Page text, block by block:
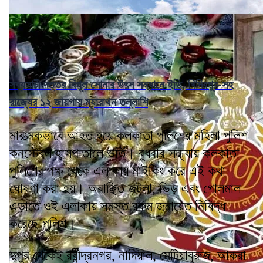
সব্যসাচী দত্তর বিপুল সোনার উৎস সন্ধানে ইডি, খিদিরপুর-সহ
রাজ্যের ১২ জায়গায় ম্যারাথন তল্লাশি
মারাত্মকভাবে আহত হয়ে কলকাতা পুলিশের মহিলা পুলিশ
কনস্টেবল হাসপাতালে ভর্তি। বুধবার সন্ধ্যায় কলকাতা
পুলিশের পক্ষ থেকে এলাকায় মাইকিং করে এই কথা
ঘোষণা করা হয়। অবাঞ্ছিত জটলা, ভিড় এবং গোলমাল
এড়াতে ওই এলাকায় সমস্ত রকম জমায়েত নিষিদ্ধ
করেছে পুলিশ।
দুপুর থেকেই রবীন্দ্রনগর, নাদিয়াল, মেটিয়াবুরুজ, আকরা